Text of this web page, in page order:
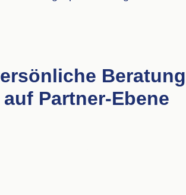
Beratung
auf Partner-Ebene